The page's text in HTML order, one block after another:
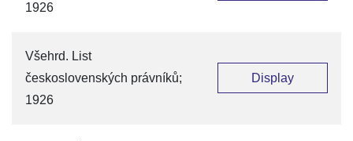
1926
Všehrd. List
československých právníků;
1926
Display